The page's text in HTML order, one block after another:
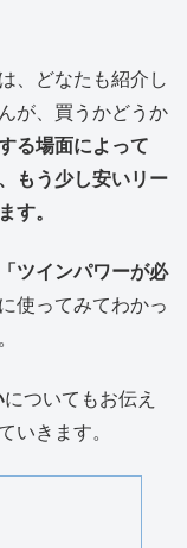
、どなたも紹介し
が、買うかどうか
る場面によって
もう少し安いリー
す。
ツインパワーが必
使ってみてわかっ
についてもお伝え
いきます。